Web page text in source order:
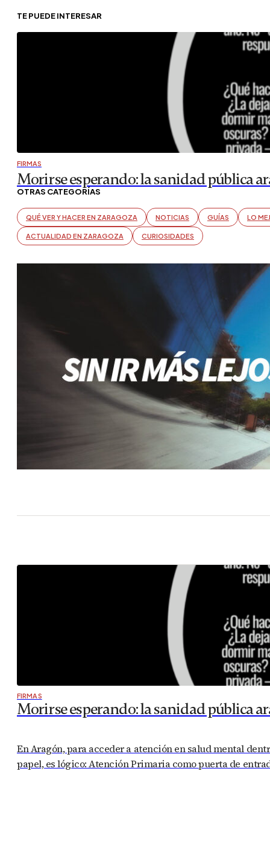
TE PUEDE INTERESAR
FIRMAS
Morirse esperando: la sanidad pública
OTRAS CATEGORÍAS
QUÉ VER Y HACER EN ZARAGOZA NOTICIAS GUÍAS LO
ACTUALIDAD EN ZARAGOZA CURIOSIDADES
FIRMAS
Morirse esperando: la sanidad pública
En Aragón, para acceder a atención en salud mental
papel, es lógico: Atención Primaria como puerta de